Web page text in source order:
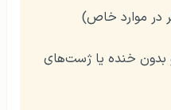
در موارد خاص)
بدون خنده یا ژست‌های